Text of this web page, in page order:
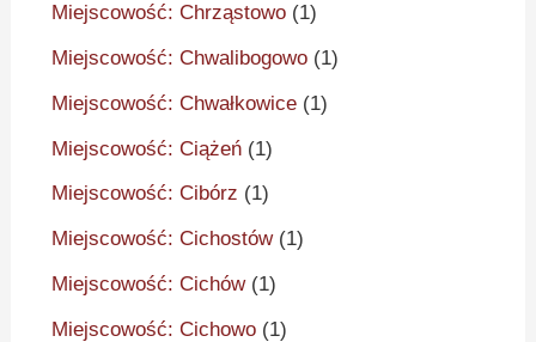
Miejscowość: Chrząstowo (1)
Miejscowość: Chwalibogowo (1)
Miejscowość: Chwałkowice (1)
Miejscowość: Ciążeń (1)
Miejscowość: Cibórz (1)
Miejscowość: Cichostów(1)
Miejscowość: Cichów(1)
Miejscowość: Cichowo (1)